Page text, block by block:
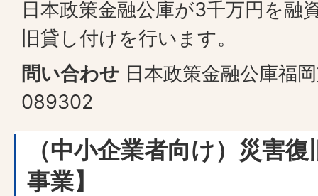
日本政策金融公庫が3千万円を融
旧貸し付けを行います。
問い合わせ 日本政策金融公庫福
089302
（中小企業者向け）災害
事業】